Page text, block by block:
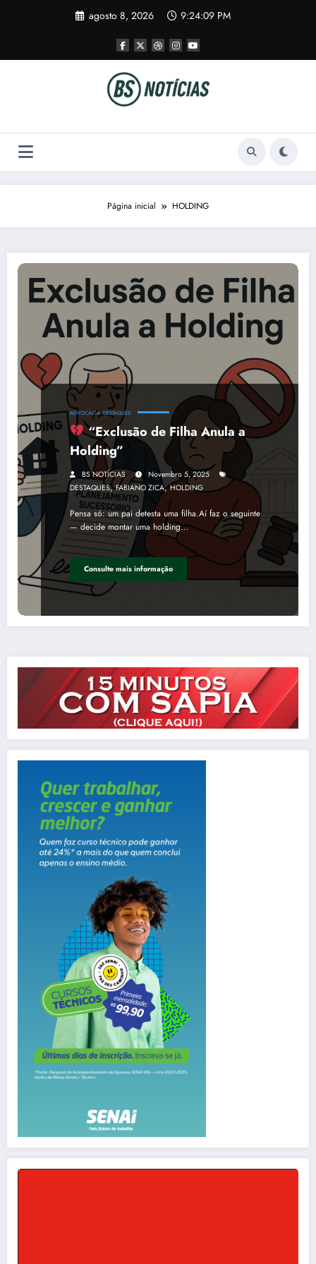
agosto 8, 2026 9:24:09 PM
Página inicial HOLDING
ADVOCACIA DESTAQUES
“Exclusão de Filha Anula a
Holding”
BS NOTÍCIAS
Novembro 5, 2025
DESTAQUES,FABIANO ZICA,HOLDING
Pensa só: um pai detesta uma filha.Aí faz o seguinte
— decide montar uma holding…
Consulte mais informação